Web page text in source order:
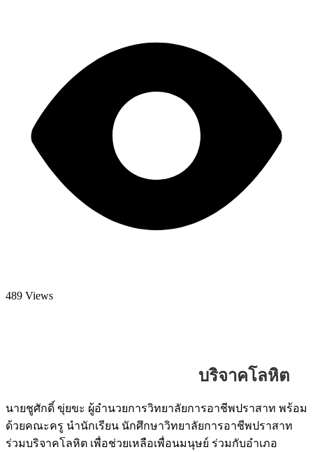
489 Views
บริจาคโลหิต
นายชูศักดิ์ ขุ่ยขะ ผู้อำนวยการวิทยาลัยการอาชีพปราสาท พร้อม
ด้วยคณะครู นำนักเรียน นักศึกษาวิทยาลัยการอาชีพปราสาท
ร่วมบริจาคโลหิต เพื่อช่วยเหลือเพื่อนมนุษย์ ร่วมกับอำเภอ